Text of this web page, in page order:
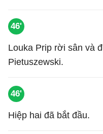
46'
Louka Prip rời sân và
Pietuszewski.
46'
Hiệp hai đã bắt đầu.